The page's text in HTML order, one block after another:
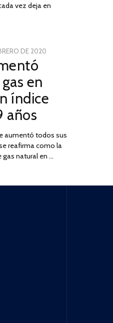
2022
vez deja en
03
DE 2020
2025
en
índice
años
aumentó todos sus
reafirma como la
natural en …